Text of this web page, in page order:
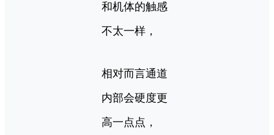
和机体的触感
不太一样，
相对而言通道
内部会硬度更
高一点点，